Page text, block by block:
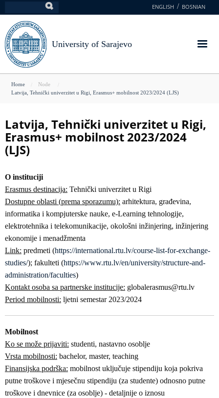
to
main
content
ENGLISH BOSNIAN
University of Sarajevo
You
Home
Node
Latvija, Tehnički univerzitet u Rigi, Erasmus+ mobilnost 2023/2024 (LJS)
Latvija, Tehnički univerzitet u Rigi,
Erasmus+ mobilnost 2023/2024
(LJS)
O instituciji
Erasmus destinacija: Tehnički univerzitet u Rigi
Dostupne oblasti (prema sporazumu): arhitektura, građevina,
informatika i kompjuterske nauke, e-Learning tehnologije,
elektrotehnika i telekomunikacije, okološni inžinjering, inžinjering
ekonomije i menadžmenta
Link: predmeti (https://international.rtu.lv/course-list-for-exchange-
studies/); fakulteti (https://www.rtu.lv/en/university/structure-and-
administration/faculties)
Kontakt osoba sa partnerske institucije: globalerasmus@rtu.lv
Period mobilnosti: ljetni semestar 2023/2024
Mobilnost
Ko se može prijaviti: studenti, nastavno osoblje
Vrsta mobilnosti: bachelor, master, teaching
Finansijska podrška: mobilnost uključuje stipendiju koja pokriva
putne troškove i mjesečnu stipendiju (za studente) odnosno putne
troškove i dnevnice (za osoblje) - detaljnije o iznosu